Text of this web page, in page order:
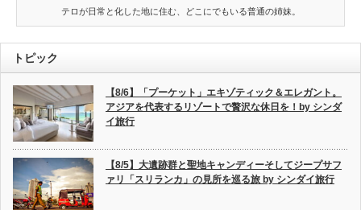
テロが日常と化した地に住む、どこにでもいる普通の姉妹。
トピック
【8/6】「プーケット」エキゾティック＆エレガント。
アジアを代表するリゾートで贅沢な休日を！by シンダ
イ旅行
【8/5】大遺跡群と聖地キャンディーそしてジープサフ
ァリ「スリランカ」の見所を巡る旅 by シンダイ旅行